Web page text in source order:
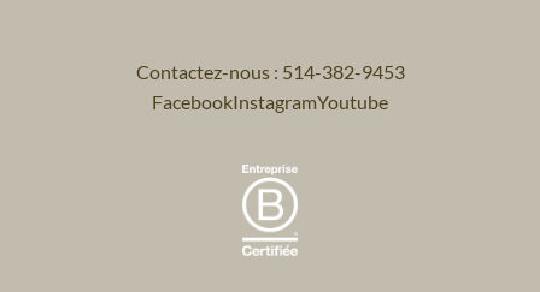
Contactez-nous : 514-382-9453
FacebookInstagramYoutube